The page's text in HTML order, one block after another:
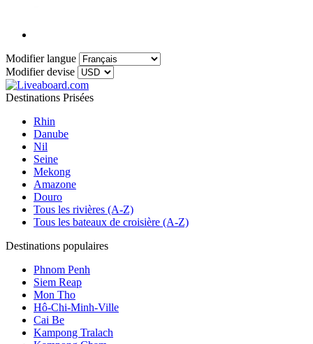
Modifier langue
Modifier devise
Destinations Prisées
Rhin
Danube
Nil
Seine
Mekong
Amazone
Douro
Tous les rivières (A-Z)
Tous les bateaux de croisière (A-Z)
Destinations populaires
Phnom Penh
Siem Reap
Mon Tho
Hô-Chi-Minh-Ville
Cai Be
Kampong Tralach